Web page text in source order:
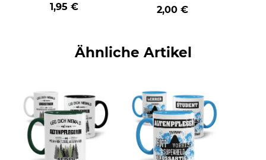
1,95 € 2,00 €
Ähnliche Artikel